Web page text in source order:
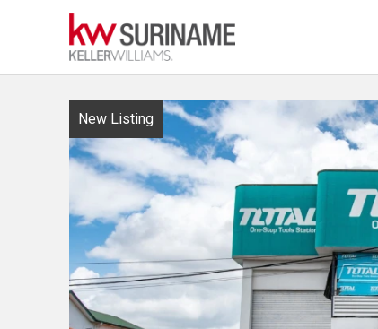
New Listing